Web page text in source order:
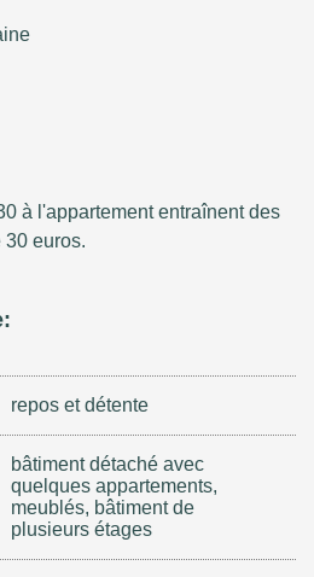
à l'appartement entraînent des
30 euros.
repos et détente
bâtiment détaché avec
quelques appartements,
meublés, bâtiment de
plusieurs étages